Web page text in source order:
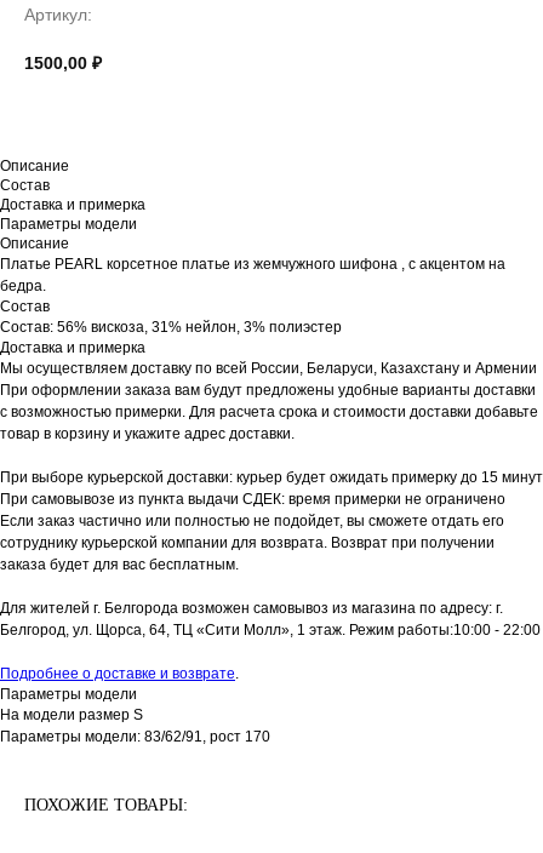
Артикул:
1500,00 ₽
Описание
Состав
Доставка и примерка
Параметры модели
Описание
Платье PEARL корсетное платье из жемчужного шифона , с акцентом на
бедра.
Состав
Состав: 56% вискоза, 31% нейлон, 3% полиэстер
Доставка и примерка
Мы осуществляем доставку по всей России, Беларуси, Казахстану и Армении
При оформлении заказа вам будут предложены удобные варианты доставки
с возможностью примерки. Для расчета срока и стоимости доставки добавьте
товар в корзину и укажите адрес доставки.
При выборе курьерской доставки: курьер будет ожидать примерку до 15 минут
При самовывозе из пункта выдачи СДЕК: время примерки не ограничено
Если заказ частично или полностью не подойдет, вы сможете отдать его
сотруднику курьерской компании для возврата. Возврат при получении
заказа будет для вас бесплатным.
Для жителей г. Белгорода возможен самовывоз из магазина по адресу: г.
Белгород, ул. Щорса, 64, ТЦ «Сити Молл», 1 этаж. Режим работы:10:00 - 22:00
Подробнее о доставке и возврате.
Параметры модели
На модели размер S
Параметры модели: 83/62/91, рост 170
ПОХОЖИЕ ТОВАРЫ: